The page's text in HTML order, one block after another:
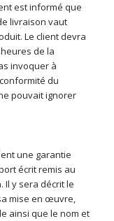
est informé que
livraison vaut
Le client devra
de la
invoquer à
du
pouvait ignorer
une garantie
écrit remis au
Il y sera décrit le
mise en œuvre,
ainsi que le nom et